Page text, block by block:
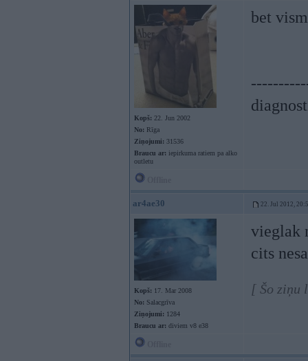
Kopš: 22. Jun 2002
No: Rīga
Ziņojumi: 31536
Braucu ar: iepirkuma ratiem pa alko
outletu
bet
ar4ae30 22. Jul 2012,
Kopš: 17. Mar 2008
No: Salacgrīva
Ziņojumi: 1284
Braucu ar: diviem v8 e38
vieglak
cits
[ Šo ziņu